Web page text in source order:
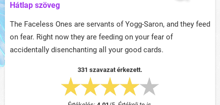
Hátlap szöveg
The Faceless Ones are servants of Yogg-Saron, and they feed
on fear. Right now they are feeding on your fear of
accidentally disenchanting all your good cards.
331 szavazat érkezett.